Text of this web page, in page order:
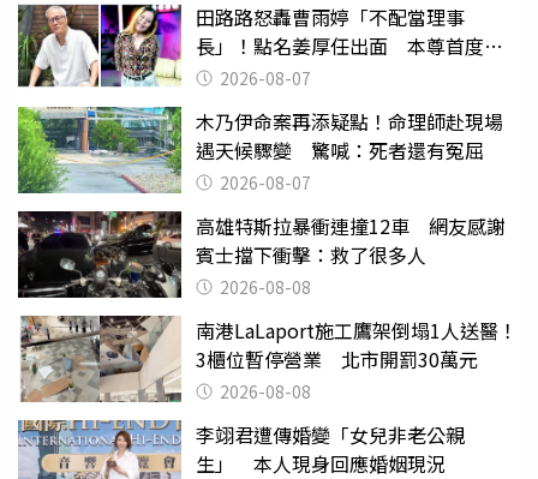
田路路怒轟曹雨婷「不配當理事
長」！點名姜厚任出面 本尊首度回
應了2026-08-07
木乃伊命案再添疑點！命理師赴現場
遇天候驟變 驚喊：死者還有冤屈
2026-08-07
高雄特斯拉暴衝連撞12車 網友感謝
賓士擋下衝擊：救了很多人
2026-08-08
南港LaLaport施工鷹架倒塌1人送醫！
3櫃位暫停營業 北市開罰30萬元
2026-08-08
李翊君遭傳婚變「女兒非老公親
生」 本人現身回應婚姻現況